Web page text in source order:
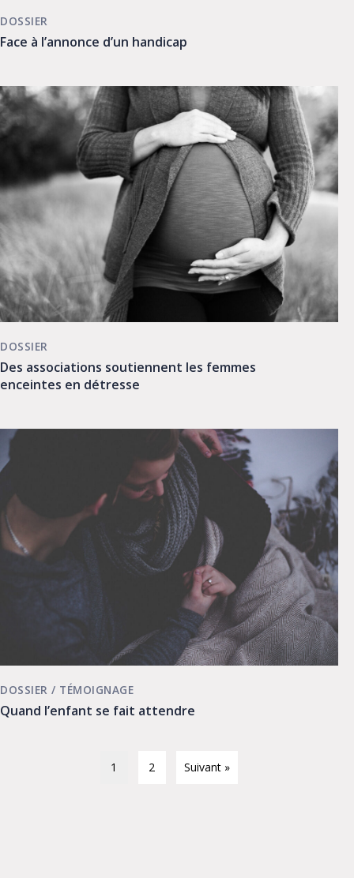
Face à l’annonce d’un handicap
DOSSIER
Des associations soutiennent les femmes
enceintes en détresse
DOSSIER
Quand l’enfant se fait attendre
DOSSIER / TÉMOIGNAGE
1 2 Suivant »